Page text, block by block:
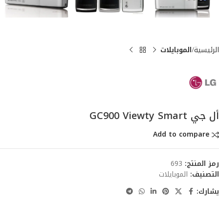
الرئيسية الموبايلات
أل جي GC900 Viewty Smart
Add to compare
رمز المنتج: 693
التصنيف: الموبايلات
يشارك: